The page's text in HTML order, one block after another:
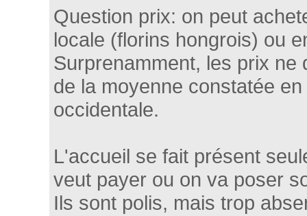
Question prix: on peut
locale (florins hongrois) ou
Surprenamment, les prix ne
de la moyenne constatée
occidentale.
L'accueil se fait présent
veut payer ou on va poser
Ils sont polis, mais trop